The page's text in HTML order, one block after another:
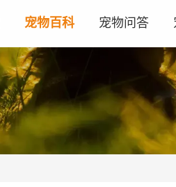
宠物百科 宠物问答